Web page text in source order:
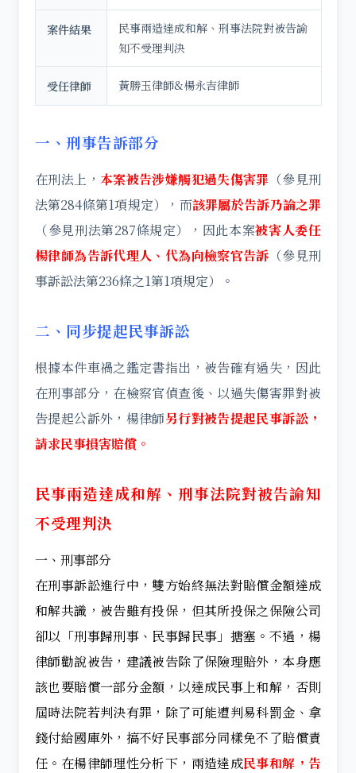
案件結果
民事兩造達成和解、刑事法院對被告諭
知不受理判決
受任律師 黃勝玉律師&楊永吉律師
一、刑事告訴部分
在刑法上， 本案被告涉嫌觸犯過失傷害罪 （參見刑
法第284條第1項規定），而該罪屬於告訴乃論之罪
（參見刑法第287條規定），因此本案被害人委任
楊律師為告訴代理人、代為向檢察官告訴 （參見刑
事訴訟法第236條之1第1項規定）。
二、同步提起民事訴訟
根據本件車禍之鑑定書指出，被告確有過失，因此
在刑事部分，在檢察官偵查後、以過失傷害罪對被
告提起公訴外，楊律師另行對被告提起民事訴訟，
請求民事損害賠償。
民事兩造達成和解、刑事法院對被告諭知
不受理判決
一、刑事部分
在刑事訴訟進行中，雙方始終無法對賠償金額達成
和解共識，被告雖有投保，但其所投保之保險公司
卻以「刑事歸刑事、民事歸民事」搪塞。不過，楊
律師勸說被告，建議被告除了保險理賠外，本身應
該也要賠償一部分金額，以達成民事上和解，否則
屆時法院若判決有罪，除了可能遭判易科罰金、拿
錢付給國庫外，搞不好民事部分同樣免不了賠償責
任。在楊律師理性分析下，兩造達成民事和解，告